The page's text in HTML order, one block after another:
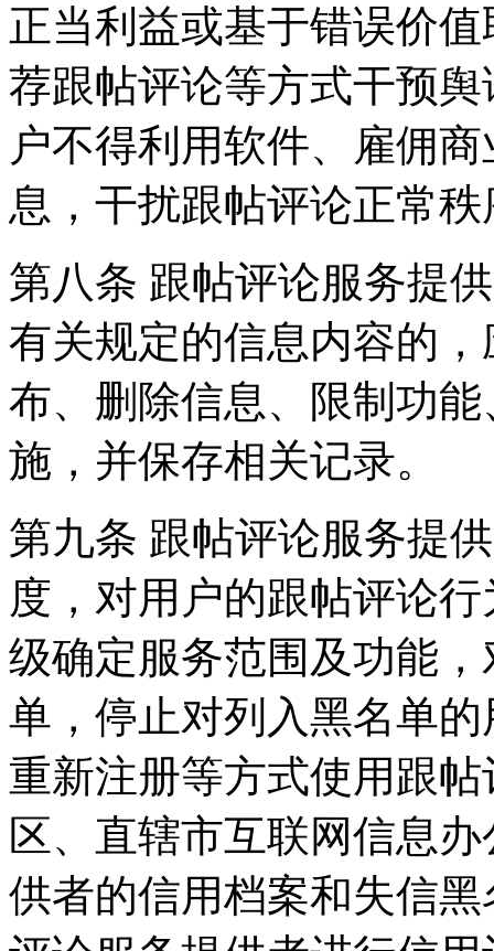
正当利益或基于错误价
荐跟帖评论等方式干预
户不得利用软件、雇佣
息，干扰跟帖评论正常
第八条 跟帖评论服务提
有关规定的信息内容的
布、删除信息、限制功
施，并保存相关记录。
第九条 跟帖评论服务提
度，对用户的跟帖评论
级确定服务范围及功能
单，停止对列入黑名单
重新注册等方式使用跟
区、直辖市互联网信息
供者的信用档案和失信